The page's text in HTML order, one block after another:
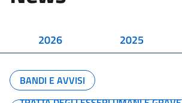
2026 2025
BANDI E AVVISI